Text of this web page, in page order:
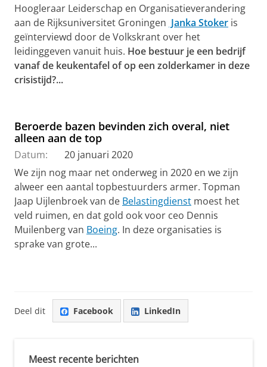
Hoogleraar Leiderschap en Organisatieverandering
aan de Rijksuniversitet Groningen Janka Stoker is
geïnterviewd door de Volkskrant over het
leidinggeven vanuit huis. Hoe bestuur je een bedrijf
vanaf de keukentafel of op een zolderkamer in deze
crisistijd?...
Beroerde bazen bevinden zich overal, niet
alleen aan de top
Datum:
20 januari 2020
We zijn nog maar net onderweg in 2020 en we zijn
alweer een aantal topbestuurders armer. Topman
Jaap Uijlenbroek van de Belastingdienst moest het
veld ruimen, en dat gold ook voor ceo Dennis
Muilenberg van Boeing. In deze organisaties is
sprake van grote...
Deel dit Facebook LinkedIn
Meest recente berichten